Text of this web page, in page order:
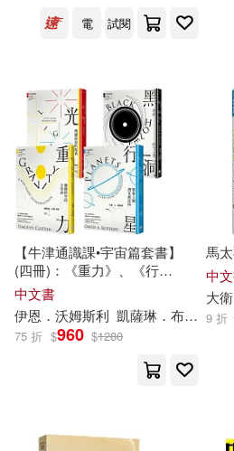
叢書編委會(60)
陳文山(59) 龍幸伸
三田紀房(58) 幼福
木士(58)
說詞解字辭書研究中心(58)
二十一世紀出版社(475)
千華數位文化(475)
吉林美術出版社(473)
Neo Media(468) 麥
中國農業出版社(466)
江蘇人民出版社(464)
電
試閱
【牛津通識課•宇宙篇套書】
(四冊)：《重力》、《行
星》、《光》、《黑洞》
中文書
伊恩．沃姆斯利 凱薩琳．布倫戴爾
75 折 $960 $1280
馬
中
大衛
9 折